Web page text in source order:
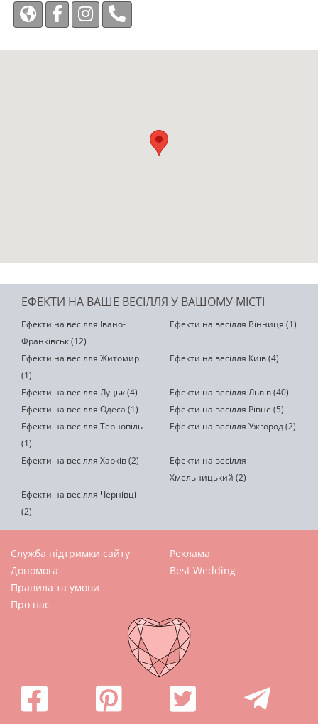
ЕФЕКТИ НА ВАШЕ ВЕСІЛЛЯ У ВАШОМУ МІСТІ
Ефекти на весілля Івано-
Франківськ (12)
Ефекти на весілля Вінниця (1)
Ефекти на весілля Житомир
(1)
Ефекти на весілля Київ (4)
Ефекти на весілля Луцьк (4)
Ефекти на весілля Львів (40)
Ефекти на весілля Одеса (1)
Ефекти на весілля Рівне (5)
Ефекти на весілля Тернопіль
(1)
Ефекти на весілля Ужгород (2)
Ефекти на весілля Харків (2)
Ефекти на весілля
Хмельницький (2)
Ефекти на весілля Чернівці
(2)
Служба підтримки сайту
Допомога
Правила та умови
Про нас
Реклама
Best Wedding